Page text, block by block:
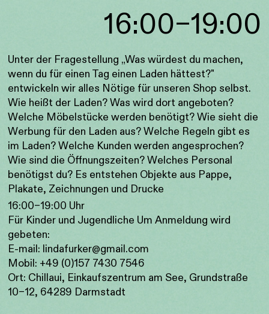
16:00–19:00
Unter der Fragestellung „Was würdest du machen,
wenn du für einen Tag einen Laden hättest?"
entwickeln wir alles Nötige für unseren Shop selbst.
Wie heißt der Laden? Was wird dort angeboten?
Welche Möbelstücke werden benötigt? Wie sieht die
Werbung für den Laden aus? Welche Regeln gibt es
im Laden? Welche Kunden werden angesprochen?
Wie sind die Öffnungszeiten? Welches Personal
benötigst du? Es entstehen Objekte aus Pappe,
Plakate, Zeichnungen und Drucke
16:00–19:00 Uhr
Für Kinder und Jugendliche Um Anmeldung wird
gebeten:
E-mail: lindafurker@gmail.com
Mobil: +49 (0)157 7430 7546
Ort: Chillaui, Einkaufszentrum am See, Grundstraße
10–12, 64289 Darmstadt